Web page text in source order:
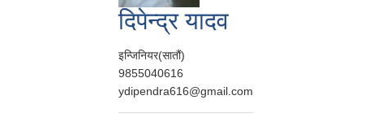
दिपेन्द्र यादव
इन्जिनियर(सातौं)
9855040616
ydipendra616@gmail.com